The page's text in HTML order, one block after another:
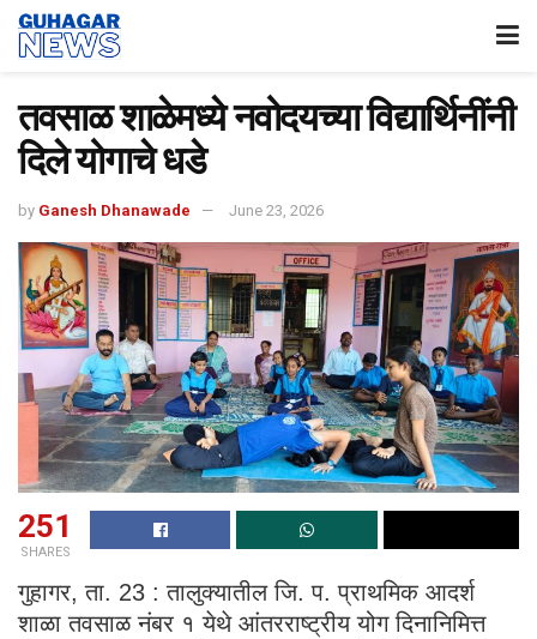
तवसाळ शाळेमध्ये नवोदयच्या विद्यार्थिनींनी
दिले योगाचे धडे
by Ganesh Dhanawade June 23, 2026
251
SHARES
गुहागर, ता. 23 : तालुक्यातील जि. प. प्राथमिक आदर्श
शाळा तवसाळ नंबर १ येथे आंतरराष्ट्रीय योग दिनानिमित्त